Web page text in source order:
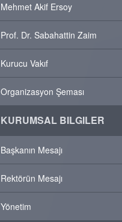
Mehmet Akif Ersoy
Prof. Dr. Sabahattin Zaim
Kurucu Vakıf
Organizasyon Şeması
KURUMSAL BILGILER
Başkanın Mesajı
Rektörün Mesajı
Yönetim